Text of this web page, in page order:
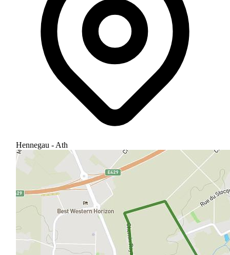
Hennegau - Ath